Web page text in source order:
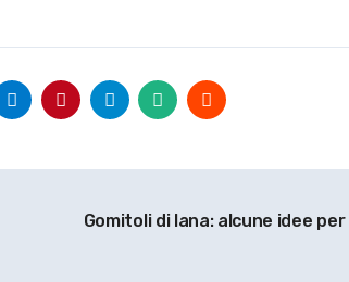
Gomitoli di lana: alcune idee